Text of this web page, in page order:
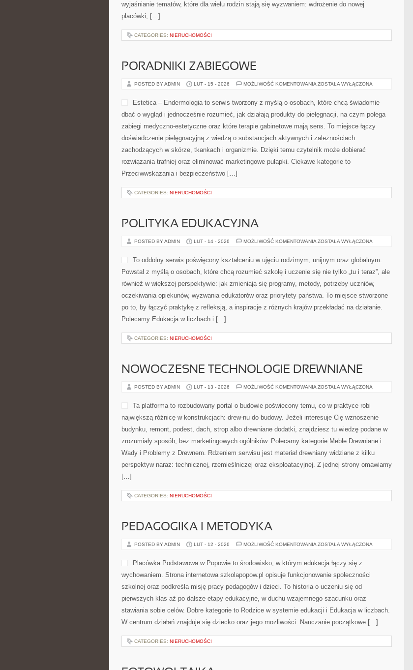
wyjaśnianie tematów, które dla wielu rodzin stają się wyzwaniem: wdrożenie do nowej
placówki, […]
CATEGORIES: NIERUCHOMOŚCI
PORADNIKI ZABIEGOWE
POSTED BY ADMIN LUT - 15 - 2026 MOŻLIWOŚĆ KOMENTOWANIA PORADNIKI
ZOSTAŁA WYŁĄCZONA
Estetica – Endermologia to serwis tworzony z myślą o osobach, które chcą świadomie
dbać o wygląd i jednocześnie rozumieć, jak działają produkty do pielęgnacji, na czym polega
zabiegi medyczno-estetyczne oraz które terapie gabinetowe mają sens. To miejsce łączy
doświadczenie pielęgnacyjną z wiedzą o substancjach aktywnych i zależnościach
zachodzących w skórze, tkankach i organizmie. Dzięki temu czytelnik może dobierać
rozwiązania trafniej oraz eliminować marketingowe pułapki. Ciekawe kategorie to
Przeciwwskazania i bezpieczeństwo […]
CATEGORIES: NIERUCHOMOŚCI
POLITYKA EDUKACYJNA
POSTED BY ADMIN LUT - 14 - 2026 MOŻLIWOŚĆ KOMENTOWANIA POLITYKA
ZOSTAŁA WYŁĄCZONA
To oddolny serwis poświęcony kształceniu w ujęciu rodzimym, unijnym oraz globalnym.
Powstał z myślą o osobach, które chcą rozumieć szkołę i uczenie się nie tylko „tu i teraz”, ale
również w większej perspektywie: jak zmieniają się programy, metody, potrzeby uczniów,
oczekiwania opiekunów, wyzwania edukatorów oraz priorytety państwa. To miejsce stworzone
po to, by łączyć praktykę z refleksją, a inspiracje z różnych krajów przekładać na działanie.
Polecamy Edukacja w liczbach i […]
CATEGORIES: NIERUCHOMOŚCI
NOWOCZESNE TECHNOLOGIE DREWNIANE
POSTED BY ADMIN LUT - 13 - 2026 MOŻLIWOŚĆ KOMENTOWANIA NOWOCZESNE
ZOSTAŁA WYŁĄCZONA
Ta platforma to rozbudowany portal o budowie poświęcony temu, co w praktyce robi
największą różnicę w konstrukcjach: drew-nu do budowy. Jeżeli interesuje Cię wznoszenie
budynku, remont, podest, dach, strop albo drewniane dodatki, znajdziesz tu wiedzę podane w
zrozumiały sposób, bez marketingowych ogólników. Polecamy kategorie Meble Drewniane i
Wady i Problemy z Drewnem. Rdzeniem serwisu jest materiał drewniany widziane z kilku
perspektyw naraz: technicznej, rzemieślniczej oraz eksploatacyjnej. Z jednej strony omawiamy
[…]
CATEGORIES: NIERUCHOMOŚCI
PEDAGOGIKA I METODYKA
POSTED BY ADMIN LUT - 12 - 2026 MOŻLIWOŚĆ KOMENTOWANIA PEDAGOGIKA
ZOSTAŁA WYŁĄCZONA
Placówka Podstawowa w Popowie to środowisko, w którym edukacja łączy się z
wychowaniem. Strona internetowa szkolapopow.pl opisuje funkcjonowanie społeczności
szkolnej oraz podkreśla misję pracy pedagogów i dzieci. To historia o uczeniu się od
pierwszych klas aż po dalsze etapy edukacyjne, w duchu wzajemnego szacunku oraz
stawiania sobie celów. Dobre kategorie to Rodzice w systemie edukacji i Edukacja w liczbach.
W centrum działań znajduje się dziecko oraz jego możliwości. Nauczanie początkowe […]
CATEGORIES: NIERUCHOMOŚCI